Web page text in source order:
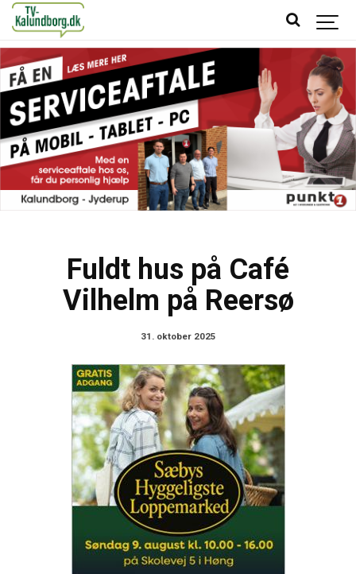
Fuldt hus på Café
Vilhelm på Reersø
31. oktober 2025